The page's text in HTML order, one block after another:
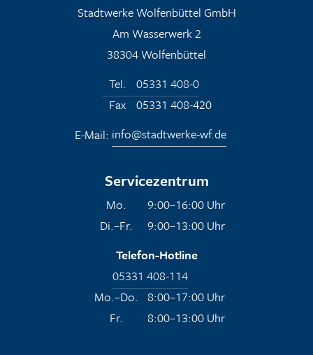
Stadtwerke Wolfenbüttel GmbH
Am Wasserwerk 2
38304 Wolfenbüttel
Tel.
05331 408-0
Fax 05331 408-420
E-Mail: info@stadtwerke-wf.de
Servicezentrum
Mo.
9:00–16:00 Uhr
Di.–Fr.
9:00–13:00 Uhr
Telefon-Hotline
05331 408-114
Mo.–Do. 8:00–17:00 Uhr
Fr.
8:00–13:00 Uhr